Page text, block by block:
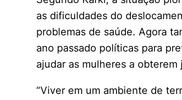
as dificuldades do
problemas de saúde. Agora
ano passado políticas para
ajudar as mulheres a obterem
“Viver em um ambiente de